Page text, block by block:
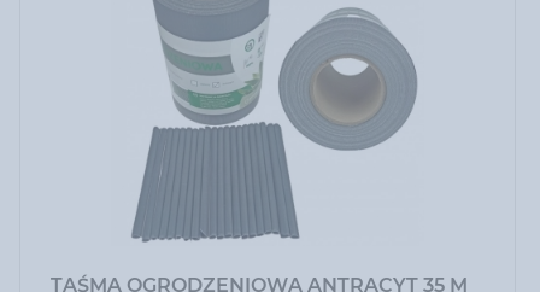
TAŚMA OGRODZENIOWA ANTRACYT 35 M